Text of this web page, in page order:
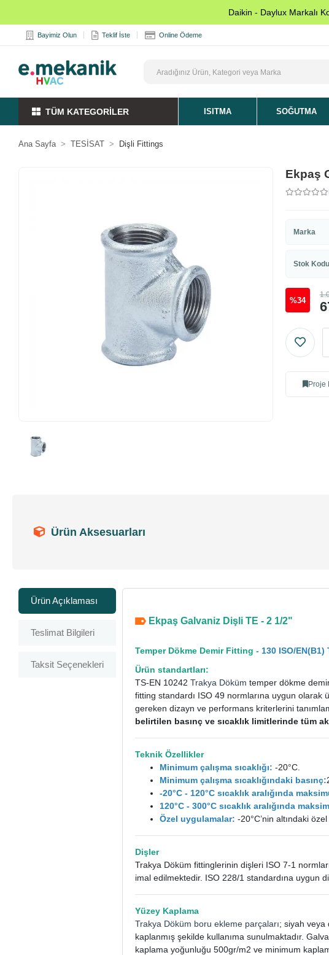
Daikin - Daylux Markalı
Bayimiz Olun Teklif İste Online Ödeme
TÜM KATEGORİLER ISITMA SOĞUTMA
Ana Sayfa TESİSAT Dişli Fittings
Ekpaş
Marka
Stok Kodu
%34
Proje
Ürün Aksesuarları
Ürün Açıklaması
Teslimat Bilgileri
Taksit Seçenekleri
Ekpaş Galvaniz Dişli TE - 2 1/2"
Temper Dökme Demir Fitting - 130 ISO/EN(B1)
Ürün standartları:
TS-EN 10242Trakya Döküm temper dökme
fitting standardı ISO 49 normlarına uygun
gereken dizayn ve performans kriterlerini
belirtilen basınç ve sıcaklık limitlerinde tüm
Teknik Özellikler
Minimum çalışma sıcaklığı: -20°C.
Minimum çalışma sıcaklığındaki basınç:
-20°C - 120°C sıcaklık aralığında
120°C - 300°C sıcaklık aralığında
Özel uygulamalar:-20°C’nin altındaki
Dişler
Trakya Döküm fittinglerinin dişleri ISO 7-1
imal edilmektedir. ISO 228/1 standardına uygun
Yüzey Kaplama
Trakya Döküm boru ekleme parçaları; siyah veya
kaplanmış şekilde kullanıma sunulmaktadır.
kaplama yoğunluğu 500gr/m2 ve minimum